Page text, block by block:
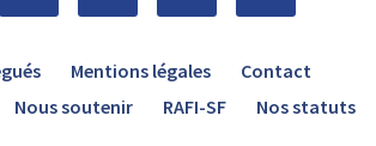
Mentions légales
Contact
Nous soutenir RAFI-SF Nos statuts